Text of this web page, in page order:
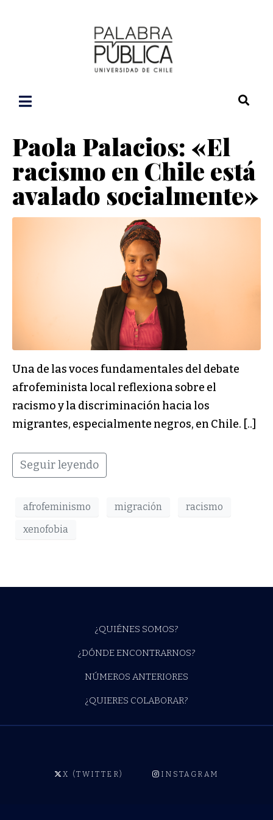
Paola Palacios: «El
racismo en Chile está
avalado socialmente»
Una de las voces fundamentales del debate
afrofeminista local reflexiona sobre el
racismo y la discriminación hacia los
migrantes, especialmente negros, en Chile. [..]
Seguir leyendo
afrofeminismo migración
racismo
xenofobia
¿QUIÉNES SOMOS?
¿DÓNDE ENCONTRARNOS?
NÚMEROS ANTERIORES
¿QUIERES COLABORAR?
X (TWITTER) INSTAGRAM